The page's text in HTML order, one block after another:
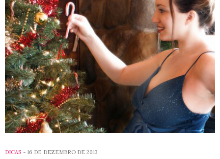
DICAS 16 DE DEZEMBRO DE 2013